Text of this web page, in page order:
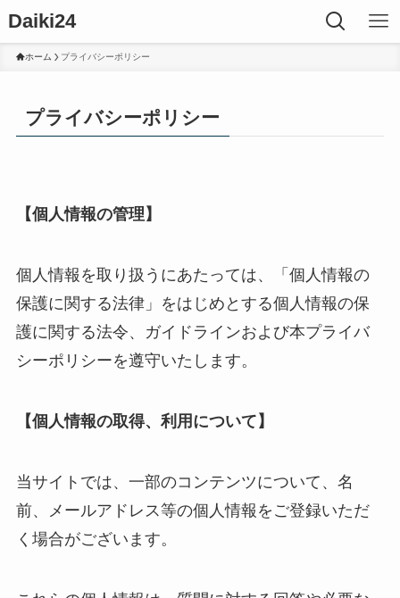
Daiki24
ホーム プライバシーポリシー
プライバシーポリシー
【個人情報の管理】
個人情報を取り扱うにあたっては、「個人情報の
保護に関する法律」をはじめとする個人情報の保
護に関する法令、ガイドラインおよび本プライバ
シーポリシーを遵守いたします。
【個人情報の取得、利用について】
当サイトでは、一部のコンテンツについて、名
前、メールアドレス等の個人情報をご登録いただ
く場合がございます。